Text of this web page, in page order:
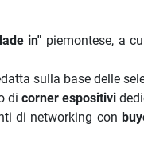
in" piemontese, a
sulla base delle
dicorner espositivi
di networking con